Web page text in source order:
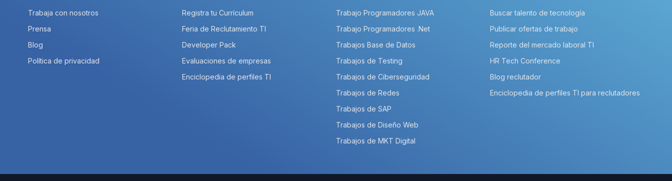
Trabaja con nosotros
Prensa
Blog
Política de privacidad
Registra tu Currículum
Feria de Reclutamiento TI
Developer Pack
Evaluaciones de empresas
Enciclopedia de perfiles TI
Trabajo Programadores JAVA
Trabajo Programadores .Net
Trabajos Base de Datos
Trabajos de Testing
Trabajos de Ciberseguridad
Trabajos de Redes
Trabajos de SAP
Trabajos de Diseño Web
Trabajos de MKT Digital
Buscar talento de tecnología
Publicar ofertas de trabajo
Reporte del mercado laboral TI
HR Tech Conference
Blog reclutador
Enciclopedia de perfiles TI para reclutadores